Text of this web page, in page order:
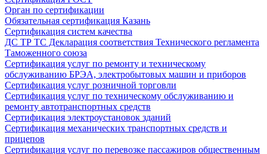
Орган по сертификации
Обязательная сертификация Казань
Сертификация систем качества
ДС ТР ТС Декларация соответствия Технического регламента
Таможенного союза
Сертификация услуг по ремонту и техническому
обслуживанию БРЭА, электробытовых машин и приборов
Сертификация услуг розничной торговли
Сертификация услуг по техническому обслуживанию и
ремонту автотранспортных средств
Сертификация электроустановок зданий
Сертификация механических транспортных средств и
прицепов
Сертификация услуг по перевозке пассажиров общественным